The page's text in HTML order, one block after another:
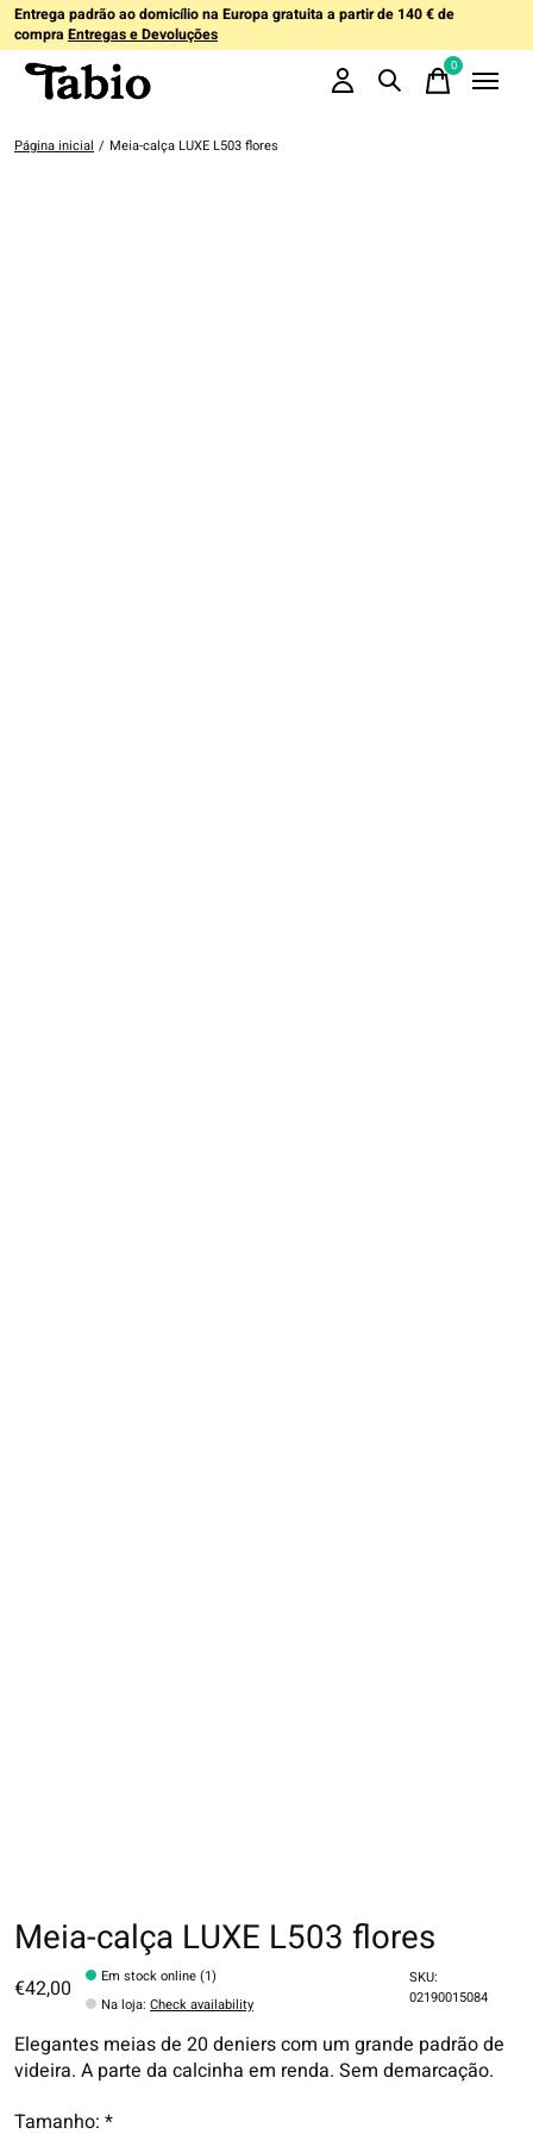
Entrega padrão ao domicílio na Europa gratuita a partir de 140 € de
compra Entregas e Devoluções
0items
Página inicial / Meia-calça LUXE L503 flores
Meia-calça LUXE L503 flores
€42,00
Em stock online (1)
Na loja:Check availability
SKU:
02190015084
Elegantes meias de 20 deniers com um grande padrão de
videira. A parte da calcinha em renda. Sem demarcação.
Tamanho: *